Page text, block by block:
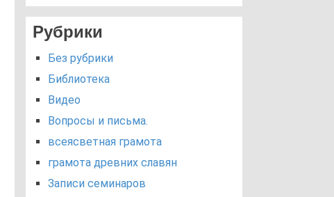
Рубрики
Без рубрики
Библиотека
Видео
Вопросы и письма.
всеясветная грамота
грамота древних славян
Записи семинаров